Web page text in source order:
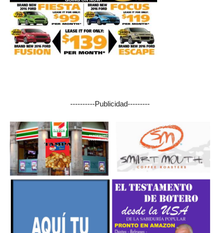
----------Publicidad---------